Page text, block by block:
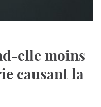
elle moins
causant la